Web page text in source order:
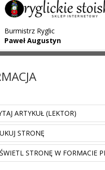
Burmistrz Ryglic
Paweł Augustyn
> Aktualności
ARTYKUŁ (LEKTOR)
STRONĘ
STRONĘ W FORMACIE